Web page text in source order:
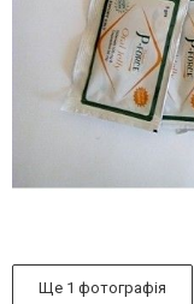
Ще 1 фотографія